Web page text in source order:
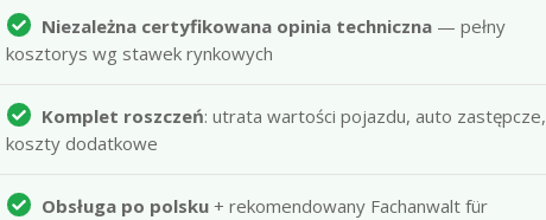
Niezależna certyfikowana opinia techniczna — pełny
kosztorys wg stawek rynkowych
Komplet roszczeń: utrata wartości pojazdu, auto zastępcze,
koszty dodatkowe
Obsługa po polsku + rekomendowany Fachanwalt für